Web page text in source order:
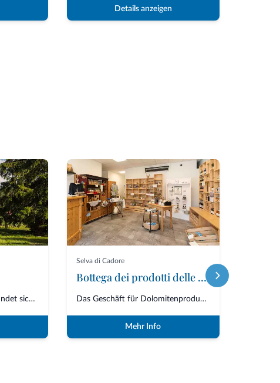
Details anzeigen
In Palma, im Zoldo-Tal, befindet sich Zoldo Mountains, ein Unternehmen, das...
Selva di Cadore
Bottega dei prodotti delle Dolomiti
Das Geschäft für Dolomitenprodukte ist ein kleines Geschäft in Selva di Cad...
Mehr Info